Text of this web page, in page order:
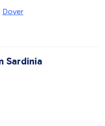
Dover
Sardinia